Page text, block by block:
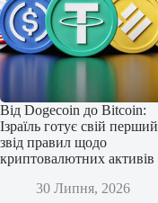
Від Dogecoin до Bitcoin:
Ізраїль готує свій перший
звід правил щодо
криптовалютних активів
30 Липня, 2026